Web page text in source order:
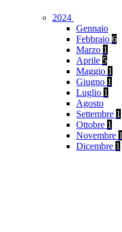
2024
Gennaio
Febbraio 6
Marzo 1
Aprile 5
Maggio 1
Giugno 1
Luglio 1
Agosto
Settembre 1
Ottobre 1
Novembre 1
Dicembre 1